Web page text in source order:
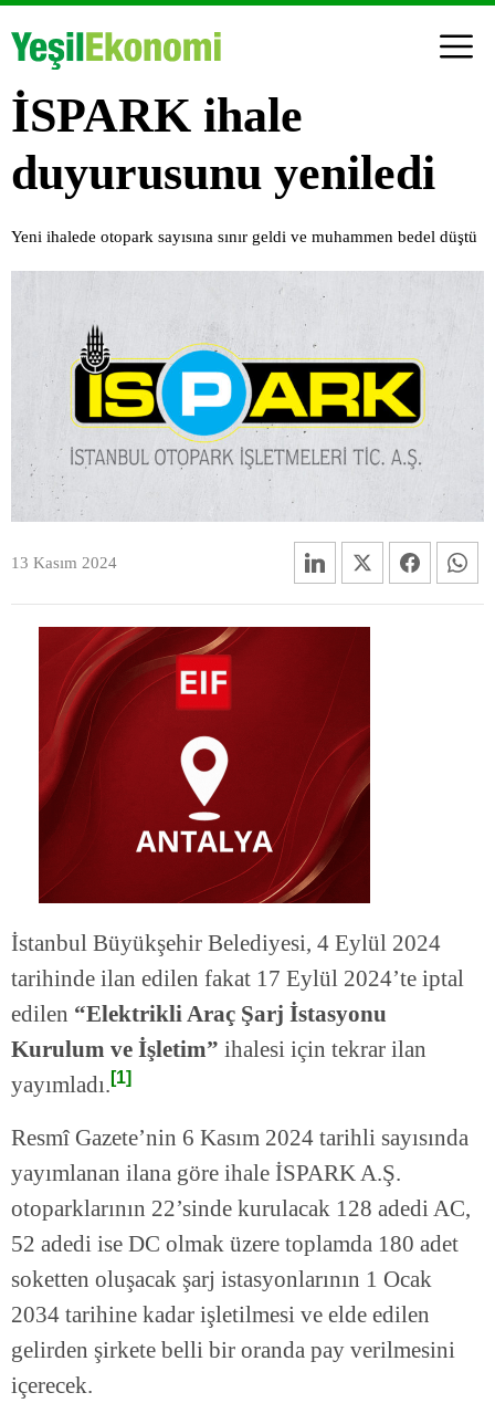
İSPARK ihale
duyurusunu yeniledi
Yeni ihalede otopark sayısına sınır geldi ve muhammen bedel düştü
13 Kasım 2024
İstanbul Büyükşehir Belediyesi, 4 Eylül 2024
tarihinde ilan edilen fakat 17 Eylül 2024’te iptal
edilen “Elektrikli Araç Şarj İstasyonu
Kurulum ve İşletim” ihalesi için tekrar ilan
yayımladı. [1]
Resmî Gazete’nin 6 Kasım 2024 tarihli sayısında
yayımlanan ilana göre ihale İSPARK A.Ş.
otoparklarının 22’sinde kurulacak 128 adedi AC,
52 adedi ise DC olmak üzere toplamda 180 adet
soketten oluşacak şarj istasyonlarının 1 Ocak
2034 tarihine kadar işletilmesi ve elde edilen
gelirden şirkete belli bir oranda pay verilmesini
içerecek.